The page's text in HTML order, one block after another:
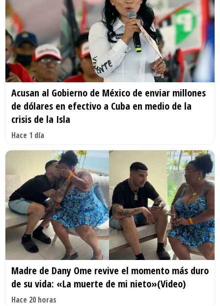
Acusan al Gobierno de México de enviar millones
de dólares en efectivo a Cuba en medio de la
crisis de la Isla
Hace 1 día
Madre de Dany Ome revive el momento más duro
de su vida: «La muerte de mi nieto»(Video)
Hace 20 horas